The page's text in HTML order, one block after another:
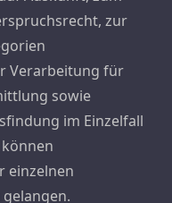
zur
Verarbeitung für
sowie
im Einzelfall
einzelnen